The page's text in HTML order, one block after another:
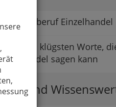
Der Lehrberuf Einzelhandel
Die wohl klügsten Worte,
den Handel sagen kann
und